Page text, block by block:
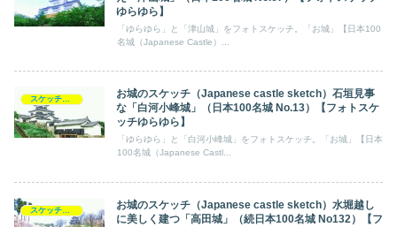
ゆらゆら】
「ゆらゆら」と「津山城」をフォトスケッチ。「お城」【日本100
名城（Japanese Castle）...
お城のスケッチ（Japanese castle sketch）石垣見事
な「白河小峰城」（日本100名城 No.13）【フォトスケ
ッチゆらゆら】
「ゆらゆら」と「白河小峰城」をフォトスケッチ。「お城」【日本
100名城（Japanese Castl...
お城のスケッチ（Japanese castle sketch）水堀越し
に美しく建つ「高田城」（続日本100名城 No132）【フ